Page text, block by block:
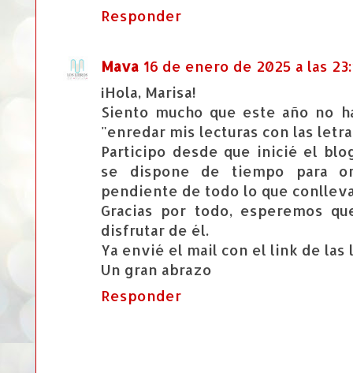
Responder
Mava 16 de enero de 2025 a las
¡Hola, Marisa!
Siento mucho que este año no
"enredar mis lecturas con las
Participo desde que inicié el
se dispone de tiempo para
pendiente de todo lo que
Gracias por todo, esperemos
disfrutar de él.
Ya envié el mail con el link de las
Un gran abrazo
Responder